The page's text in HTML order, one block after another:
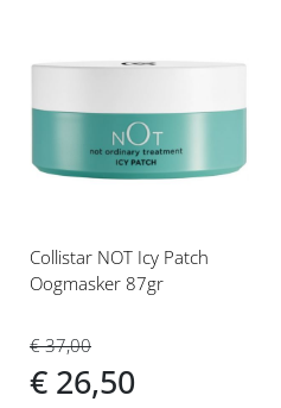
Voeg
aan
verlanglijst
Collistar NOT Icy Patch
Oogmasker 87gr
€ 37,00
€ 26,50